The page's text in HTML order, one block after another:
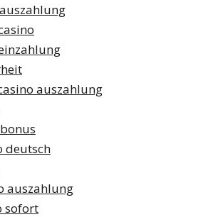
auszahlung
deutsch
auszahlung
sofort